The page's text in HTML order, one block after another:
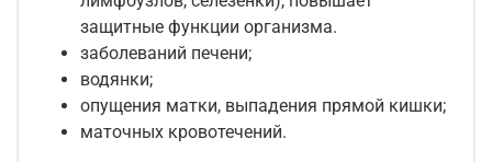
защитные функции организма.
заболеваний печени;
водянки;
опущения матки, выпадения прямой кишки;
маточных кровотечений.